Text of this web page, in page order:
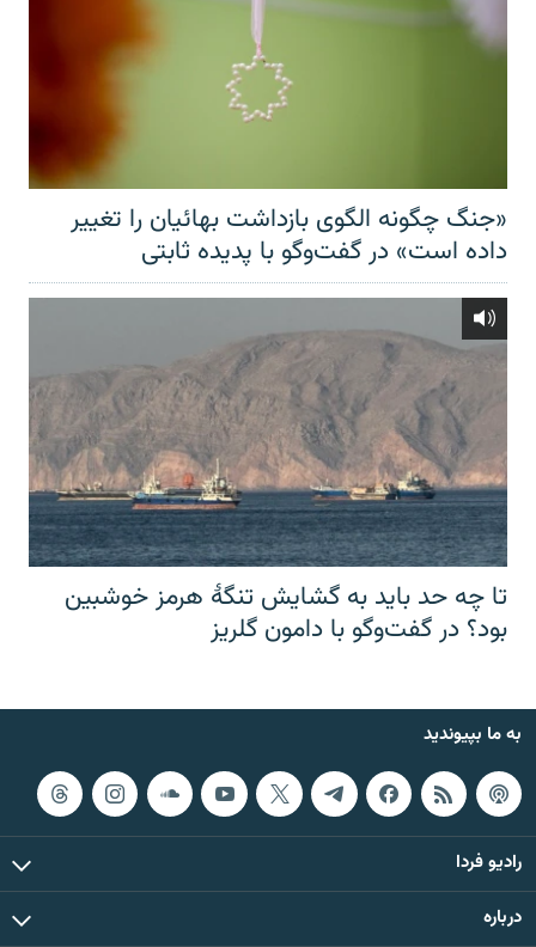
«جنگ چگونه الگوی بازداشت بهائیان را تغییر
داده است» در گفت‌وگو با پدیده ثابتی
تا چه حد باید به گشایش تنگهٔ هرمز خوشبین
بود؟ در گفت‌وگو با دامون گلریز
به ما بپیوندید
رادیو فردا
درباره